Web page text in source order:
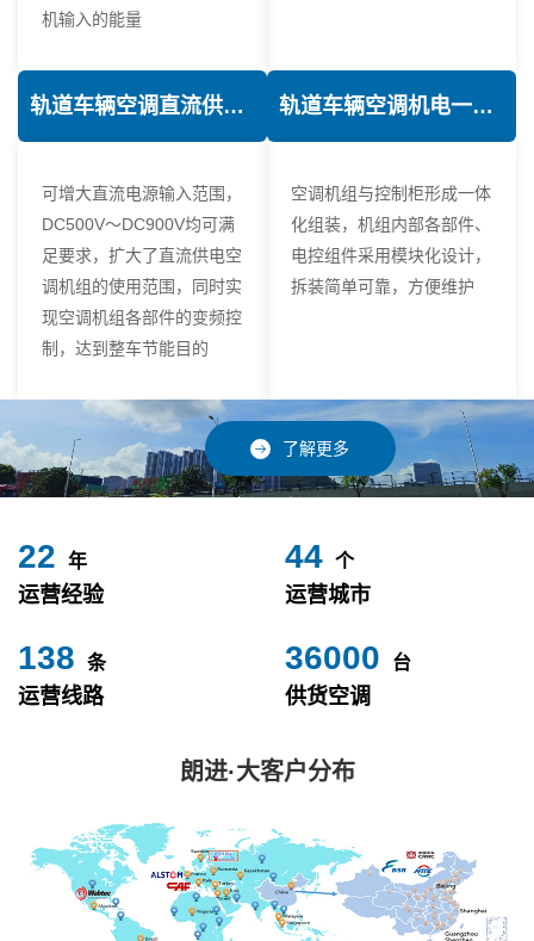
机输入的能量
轨道车辆空调直流供电技术
可增大直流电源输入范围，
DC500V～DC900V均可满
足要求，扩大了直流供电空
调机组的使用范围，同时实
现空调机组各部件的变频控
制，达到整车节能目的
轨道车辆空调机电一体化技术
空调机组与控制柜形成一体
化组装，机组内部各部件、
电控组件采用模块化设计，
拆装简单可靠，方便维护
了解更多
24 年
运营经验
49 个
运营城市
153 条
运营线路
40000 台
供货空调
朗进·大客户分布